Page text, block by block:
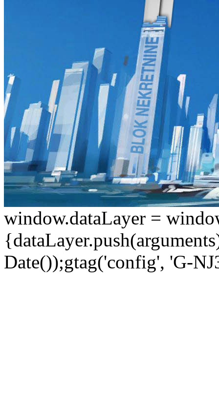
window.dataLayer =
Date());gtag('config', 'G-